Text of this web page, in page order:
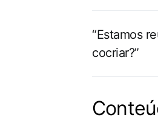
“Estamos
cocriar?”